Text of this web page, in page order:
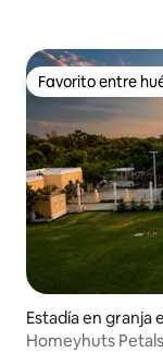
Favorito entre
Favorito entre
Estadía en granja
Homeyhuts